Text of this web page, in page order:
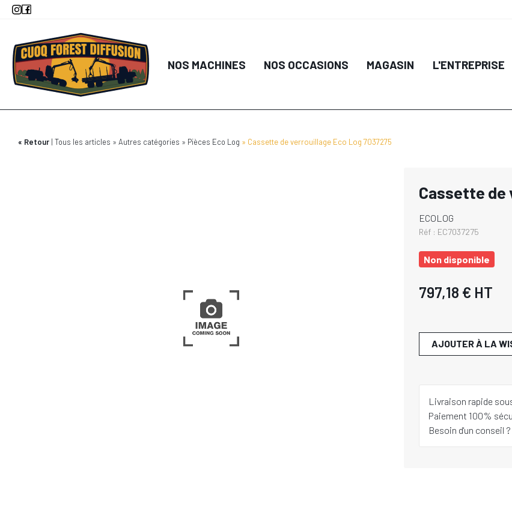
Aller
principal
NOS MACHINES NOS OCCASIONS MAGASIN L'ENTREPRISE
Retour Tous les articles Autres catégories Pièces Eco Log Cassette de verrouillage Eco Log 7037275
Cassette de
ECOLOG
Réf : EC7037275
Non disponible
797,18 € HT
AJOUTER À LA
Livraison rapide
Paiement 100%
Besoin d'un conseil ?